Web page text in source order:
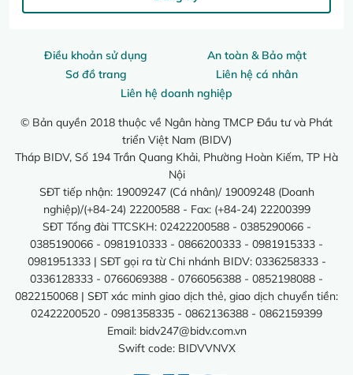
Điều khoản sử dụng
An toàn & Bảo mật
Sơ đồ trang
Liên hệ cá nhân
Liên hệ doanh nghiệp
© Bản quyền 2018 thuộc về Ngân hàng TMCP Đầu tư và Phát
triển Việt Nam (BIDV)
Tháp BIDV, Số 194 Trần Quang Khải, Phường Hoàn Kiếm, TP Hà
Nội
SĐT tiếp nhận: 19009247 (Cá nhân)/ 19009248 (Doanh
nghiệp)/(+84-24) 22200588 - Fax: (+84-24) 22200399
SĐT Tổng đài TTCSKH: 02422200588 - 0385290066 -
0385190066 - 0981910333 - 0866200333 - 0981915333 -
0981951333 | SĐT gọi ra từ Chi nhánh BIDV: 0336258333 -
0336128333 - 0766069388 - 0766056388 - 0852198088 -
0822150068 | SĐT xác minh giao dịch thẻ, giao dịch chuyển tiền:
02422200520 - 0981358335 - 0862136388 - 0862159399
Email: bidv247@bidv.com.vn
Swift code: BIDVVNVX